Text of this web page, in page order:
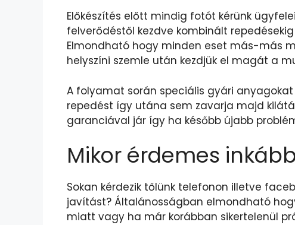
Előkészítés előtt mindig fotót kérünk
felverődéstől kezdve kombinált
Elmondható hogy minden eset más-más
helyszíni szemle után kezdjük el magát a
A folyamat során speciális gyári
repedést így utána sem zavarja majd
garanciával jár így ha később újabb
Mikor érdemes
Sokan kérdezik tőlünk telefonon illetve
javítást? Általánosságban elmondható
miatt vagy ha már korábban sikertelenül